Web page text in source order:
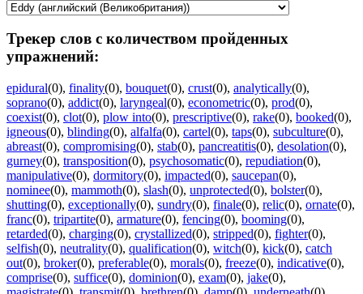
Трекер слов с количеством пройденных
упражнений:
epidural(0), finality(0), bouquet(0), crust(0), analytically(0),
soprano(0), addict(0), laryngeal(0), econometric(0), prod(0),
coexist(0), clot(0), plow into(0), prescriptive(0), rake(0), booked(0),
igneous(0), blinding(0), alfalfa(0), cartel(0), taps(0), subculture(0),
abreast(0), compromising(0), stab(0), pancreatitis(0), desolation(0),
gurney(0), transposition(0), psychosomatic(0), repudiation(0),
manipulative(0), dormitory(0), impacted(0), saucepan(0),
nominee(0), mammoth(0), slash(0), unprotected(0), bolster(0),
shutting(0), exceptionally(0), sundry(0), finale(0), relic(0), ornate(0),
franc(0), tripartite(0), armature(0), fencing(0), booming(0),
retarded(0), charging(0), crystallized(0), stripped(0), fighter(0),
selfish(0), neutrality(0), qualification(0), witch(0), kick(0), catch
out(0), broker(0), preferable(0), morals(0), freeze(0), indicative(0),
comprise(0), suffice(0), dominion(0), exam(0), jake(0),